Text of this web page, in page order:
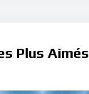
Plus Aimés